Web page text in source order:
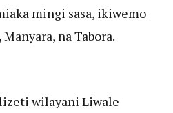
mingi sasa, ikiwemo
na Tabora.
wilayani Liwale